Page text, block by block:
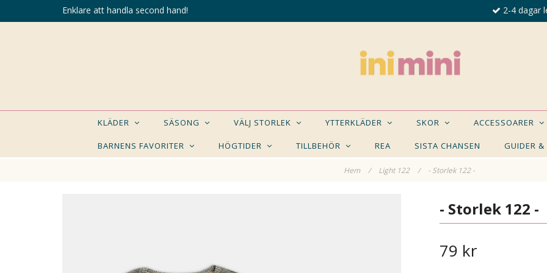
Enklare att handla second hand! 2-4 dagar
KLÄDER SÄSONG VÄLJ STORLEK YTTERKLÄDER SKOR ACCESSOARER
BARNENS FAVORITER HÖGTIDER TILLBEHÖR REA SISTA CHANSEN GUIDER &
Hem / Light 122 / - Storlek 122 -
KANSKE NÅGON AV DESSA PRODUKTER KAN- Storlek 122 -
79 kr